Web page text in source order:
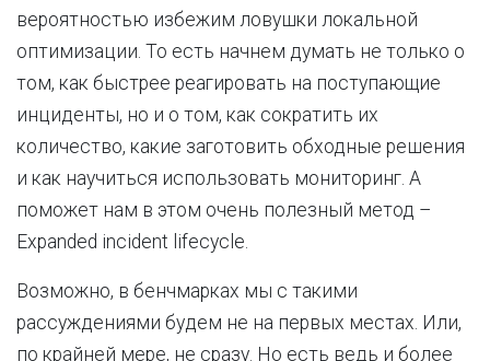
вероятностью избежим ловушки локальной
оптимизации. То есть начнем думать не только о
том, как быстрее реагировать на поступающие
инциденты, но и о том, как сократить их
количество, какие заготовить обходные решения
и как научиться использовать мониторинг. А
поможет нам в этом очень полезный метод –
Expanded incident lifecycle.
Возможно, в бенчмарках мы с такими
рассуждениями будем не на первых местах. Или,
по крайней мере, не сразу. Но есть ведь и более